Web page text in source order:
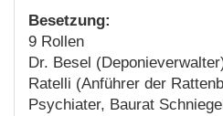
Besetzung:
9 Rollen
Dr. Besel
Ratelli (Anführer der
Psychiater, Baurat